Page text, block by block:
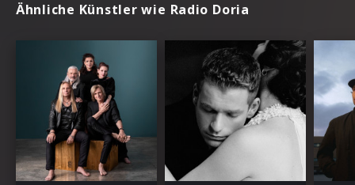
Ähnliche Künstler wie Radio Doria